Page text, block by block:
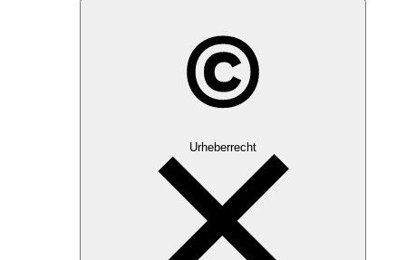
Urheberrecht